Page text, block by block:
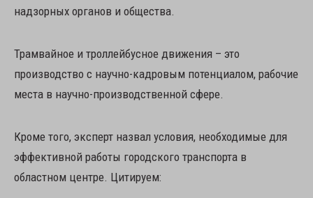
надзорных органов и общества.
Трамвайное и троллейбусное движения – это
производство с научно-кадровым потенциалом, рабочие
места в научно-производственной сфере.
Кроме того, эксперт назвал условия, необходимые для
эффективной работы городского транспорта в
областном центре. Цитируем: